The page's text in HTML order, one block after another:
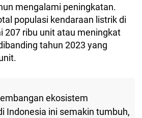
mengalami peningkatan.
populasi kendaraan listrik di
207 ribu unit atau meningkat
tahun 2023 yang
ekosistem
Indonesia ini semakin tumbuh,